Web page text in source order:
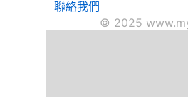
聯絡我們
© 2025